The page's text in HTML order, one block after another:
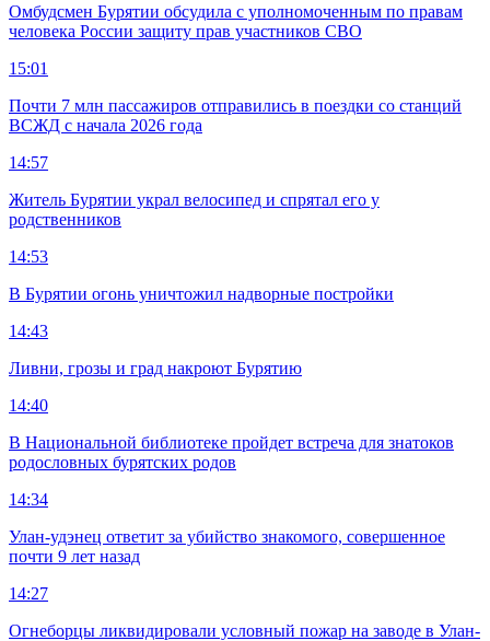
Омбудсмен Бурятии обсудила с уполномоченным по правам
человека России защиту прав участников СВО
15:01
Почти 7 млн пассажиров отправились в поездки со станций
ВСЖД с начала 2026 года
14:57
Житель Бурятии украл велосипед и спрятал его у
родственников
14:53
В Бурятии огонь уничтожил надворные постройки
14:43
Ливни, грозы и град накроют Бурятию
14:40
В Национальной библиотеке пройдет встреча для знатоков
родословных бурятских родов
14:34
Улан-удэнец ответит за убийство знакомого, совершенное
почти 9 лет назад
14:27
Огнеборцы ликвидировали условный пожар на заводе в Улан-